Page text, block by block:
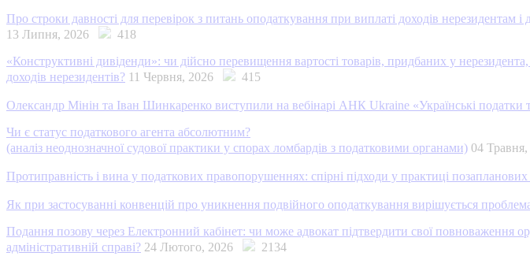
Про строки давності для перевірок з питань оподаткування при виплаті доходів нерезидентам
13 Липня, 2026
418
«Конструктивні дивіденди»: чи дійсно перевищення вартості товарів, придбаних у
доходів нерезидентів? 11 Червня, 2026 415
Олександр Мінін та Іван Шинкаренко виступили на вебінарі АНК Ukraine «Українські податки
Чи є статус податкового агента абсолютним?
(аналіз неоднозначної судової практики у спорах ломбардів з податковими органами) 04
Протиправність і вина у податкових правопорушеннях: спірні підходи у практиці позапланових
Як при застосуванні конвенцій про уникнення подвійного оподаткування вирішується
Подання позову через Електронний кабінет: чи може адвокат підтвердити свої повноваження
адміністративній справі? 24 Лютого, 2026 2134